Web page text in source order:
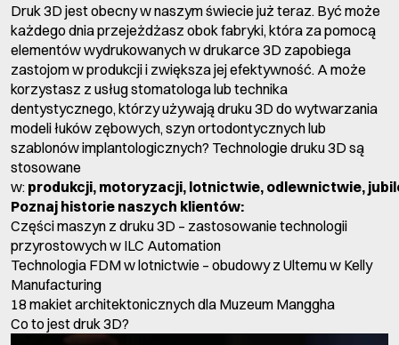
Druk 3D jest obecny w naszym świecie już teraz. Być może
każdego dnia przejeżdżasz obok fabryki, która za pomocą
elementów wydrukowanych w drukarce 3D zapobiega
zastojom w produkcji i zwiększa jej efektywność. A może
korzystasz z usług stomatologa lub technika
dentystycznego, którzy używają druku 3D do wytwarzania
modeli łuków zębowych, szyn ortodontycznych lub
szablonów implantologicznych? Technologie druku 3D są
stosowane
w: produkcji, motoryzacji, lotnictwie, odlewnictwie,
Poznaj historie naszych klientów:
Części maszyn z druku 3D – zastosowanie technologii
przyrostowych w ILC Automation
Technologia FDM w lotnictwie – obudowy z Ultemu w Kelly
Manufacturing
18 makiet architektonicznych dla Muzeum Manggha
Co to jest druk 3D?